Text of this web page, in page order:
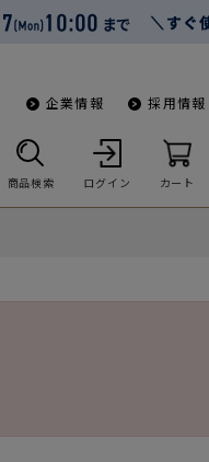
企業情報 採用情報
商品検索 ログイン カート